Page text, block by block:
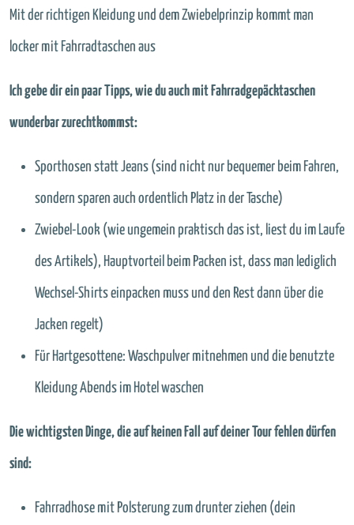
Mit der richtigen Kleidung und dem Zwiebelprinzip kommt man
locker mit Fahrradtaschen aus
Ich gebe dir ein paar Tipps, wie du auch mit Fahrradgepäcktaschen
wunderbar zurechtkommst:
Sporthosen statt Jeans (sind nicht nur bequemer beim Fahren,
sondern sparen auch ordentlich Platz in der Tasche)
Zwiebel-Look (wie ungemein praktisch das ist, liest du im Laufe
des Artikels), Hauptvorteil beim Packen ist, dass man lediglich
Wechsel-Shirts einpacken muss und den Rest dann über die
Jacken regelt)
Für Hartgesottene: Waschpulver mitnehmen und die benutzte
Kleidung Abends im Hotel waschen
Die wichtigsten Dinge, die auf keinen Fall auf deiner Tour fehlen dürfen
sind:
Fahrradhose mit Polsterung zum drunter ziehen (dein